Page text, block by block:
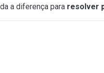
a diferença para resolver